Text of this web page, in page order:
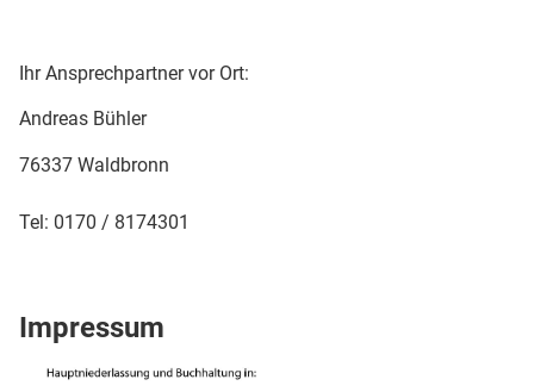
Ihr Ansprechpartner vor Ort:
Andreas Bühler
76337 Waldbronn
Tel: 0170 / 8174301
Impressum